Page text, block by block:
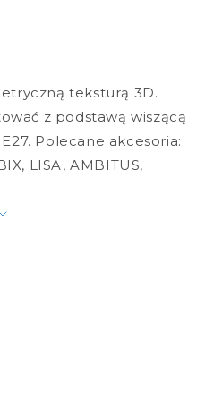
teksturą 3D.
z podstawą wiszącą
Polecane akcesoria:
LISA, AMBITUS,